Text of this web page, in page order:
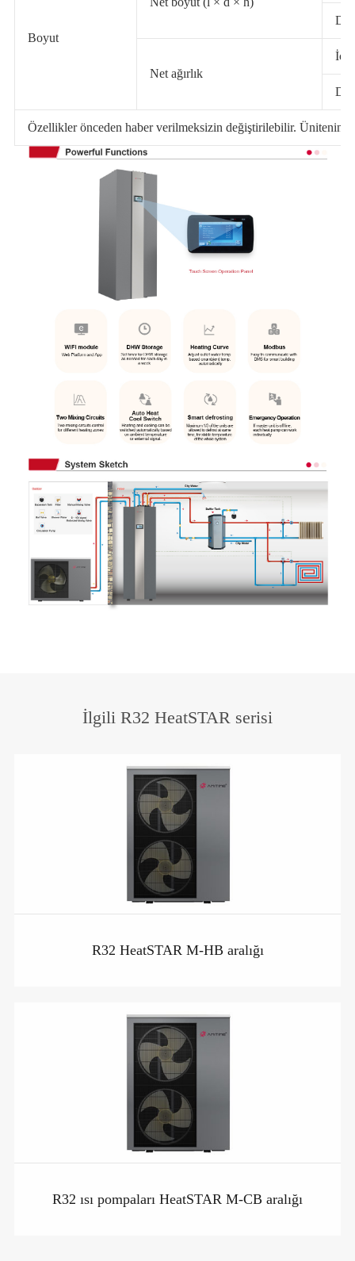
Boyut
Net ağırlık
İç
Özellikler önceden haber verilmeksizin değiştirilebilir. Ünitenin
İlgili R32 HeatSTAR serisi
R32 HeatSTAR M-HB aralığı
R32 ısı pompaları HeatSTAR M-CB aralığı